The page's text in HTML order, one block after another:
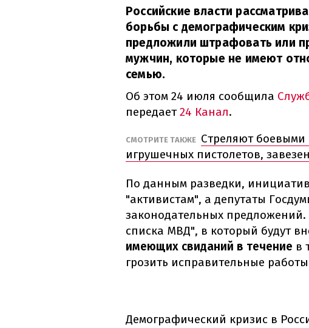
Российские власти
борьбы с демографическим
предложили штрафовать или
мужчин, которые не имеют
семью.
Об этом 24 июля сообщила
передает24 Канал.
СМОТРИТЕ ТАКЖЕ Стреляют боевыми
игрушечных пистолетов,
По данным разведки,
"активистам", а депутаты
законодательных
списка МВД", в который будут
имеющих свиданий в течение в
грозить исправительные
Демографический кризис в